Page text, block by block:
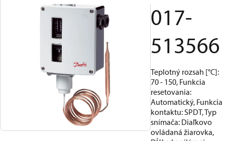
017-
513566
Teplotný rozsah [°C]:
70 - 150, Funkcia
resetovania:
Automatický, Funkcia
kontaktu: SPDT, Typ
snímača: Diaľkovo
ovládaná žiarovka,